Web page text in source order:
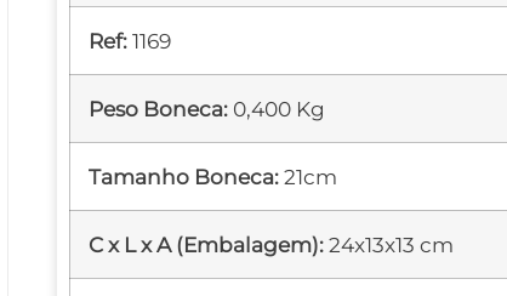
Ref:1169
Peso Boneca: 0,400 Kg
Tamanho Boneca:21cm
C x L x A (Embalagem):24x13x13 cm